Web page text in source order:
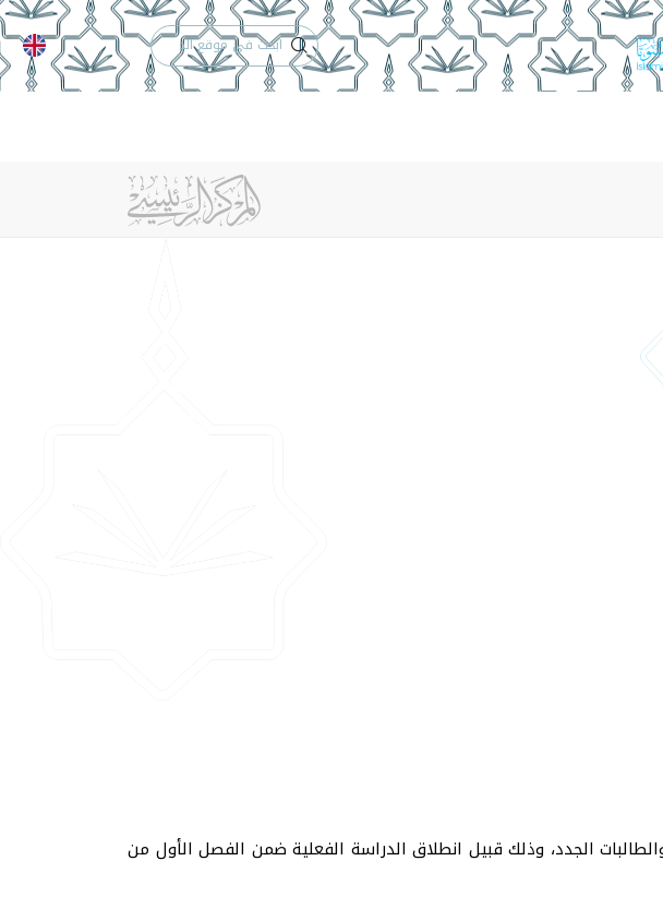
الدعم الفنيالتقويم الجامعي
الجدد، وذلك قبيل انطلاق الدراسة الفعلية ضمن الفصل الأول من